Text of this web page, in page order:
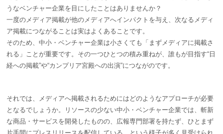
うなベンチャー企業を目にしたことはありませんか？
一度のメディア掲載が他のメディアへインパクトを与え、次なるメディ
ア掲載につながることは実はよくあることです。
そのため、中小・ベンチャー企業は小さくても「まずメディアに掲載さ
れる」ことが重要です。その一つひとつの積み重ねが、誰もが目指す“日
経への掲載”や“カンプリア宮殿への出演”につながのです。
それでは、メディアへ掲載されるためにはどのようなアプローチが必要
となるでしょうか。リソースの少ない中小・ベンチャー企業では、斬新
な商品・サービスを開発したものの、広報専門部署を持たず、ひとまず